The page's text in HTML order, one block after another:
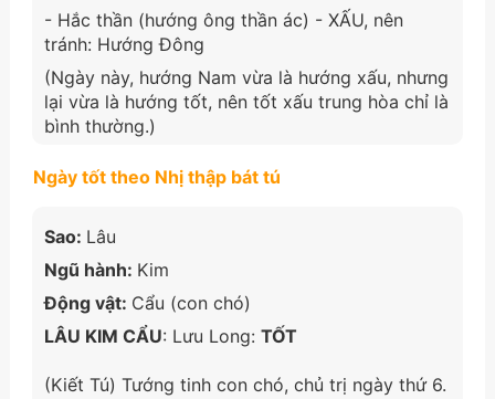
- Hắc thần (hướng ông thần ác) - XẤU, nên
tránh: Hướng Đông
(Ngày này, hướng Nam vừa là hướng xấu, nhưng
lại vừa là hướng tốt, nên tốt xấu trung hòa chỉ là
bình thường.)
Ngày tốt theo Nhị thập bát tú
Sao: Lâu
Ngũ hành: Kim
Động vật: Cẩu (con chó)
LÂU KIM CẨU: Lưu Long: TỐT
(Kiết Tú) Tướng tinh con chó, chủ trị ngày thứ 6.